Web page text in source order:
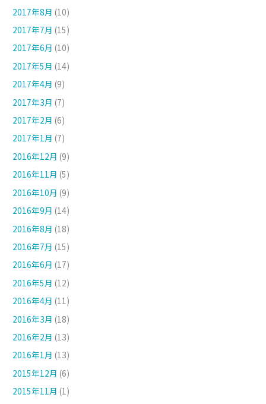
2017年8月 (10)
2017年7月 (15)
2017年6月 (10)
2017年5月 (14)
2017年4月 (9)
2017年3月 (7)
2017年2月 (6)
2017年1月 (7)
2016年12月 (9)
2016年11月 (5)
2016年10月 (9)
2016年9月 (14)
2016年8月 (18)
2016年7月 (15)
2016年6月 (17)
2016年5月 (12)
2016年4月 (11)
2016年3月 (18)
2016年2月 (13)
2016年1月 (13)
2015年12月 (6)
2015年11月 (1)